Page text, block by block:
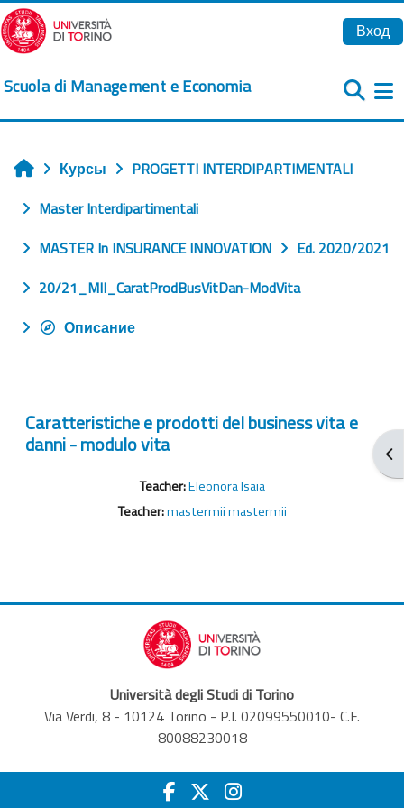
Перейти к основному содержанию
Вход
Scuola di Management e Economia
Главная
Курсы
PROGETTI INTERDIPARTIMENTALI
Master Interdipartimentali
MASTER In INSURANCE INNOVATION
Ed. 2020/2021
20/21_MII_CaratProdBusVitDan-ModVita
Описание
Caratteristiche e prodotti del business vita e
danni - modulo vita
Teacher:Eleonora Isaia
Teacher:mastermii mastermii
Università degli Studi di Torino
Via Verdi, 8 - 10124 Torino - P.I. 02099550010- C.F.
80088230018